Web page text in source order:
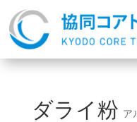
ダライ粉 ア